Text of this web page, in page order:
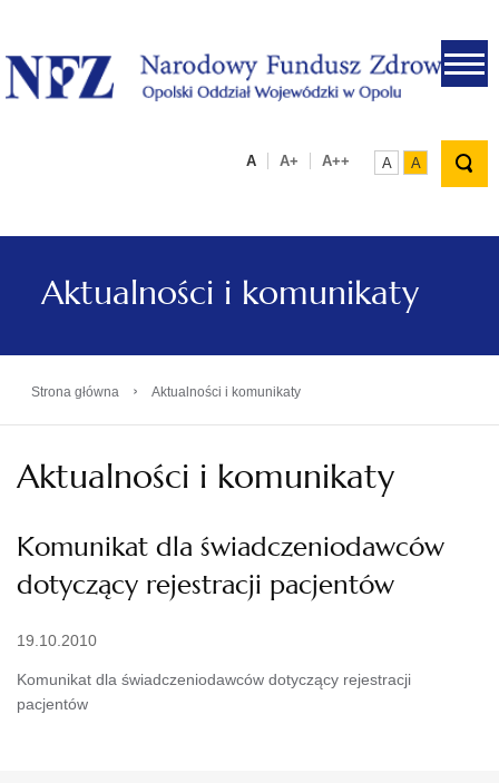
.
A A+ A++ A A
Aktualności i komunikaty
Strona główna › Aktualności i komunikaty
Aktualności i komunikaty
Komunikat dla świadczeniodawców
dotyczący rejestracji pacjentów
19.10.2010
Komunikat dla świadczeniodawców dotyczący rejestracji
pacjentów